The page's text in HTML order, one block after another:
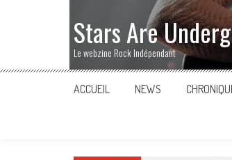
Stars Are
Le webzine Rock Indépendant
ACCUEIL NEWS